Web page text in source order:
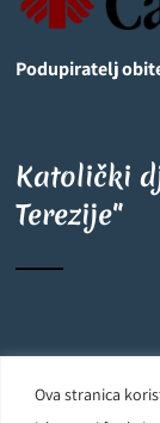
Ova stranica
Podupiratelj
Katolički
Terezije"